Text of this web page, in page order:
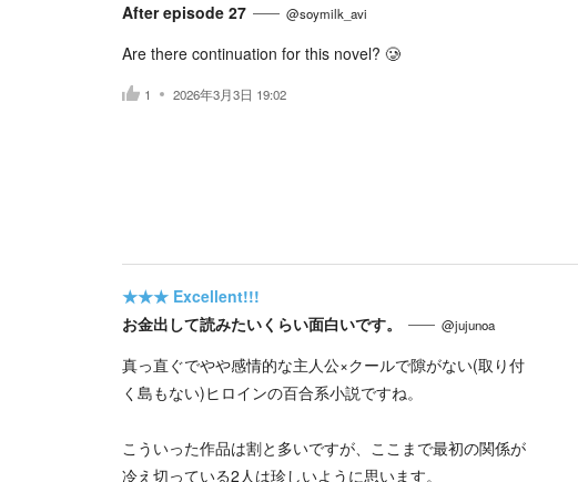
After episode 27
@soymilk_avi
Are there continuation for this novel? 🥲
1 2026年3月3日 19:02
★★★ Excellent!!!
お金出して読みたいくらい面白いです。
@jujunoa
真っ直ぐでやや感情的な主人公×クールで隙がない(取り付
く島もない)ヒロインの百合系小説ですね。
こういった作品は割と多いですが、ここまで最初の関係が
冷え切っている2人は珍しいように思います。